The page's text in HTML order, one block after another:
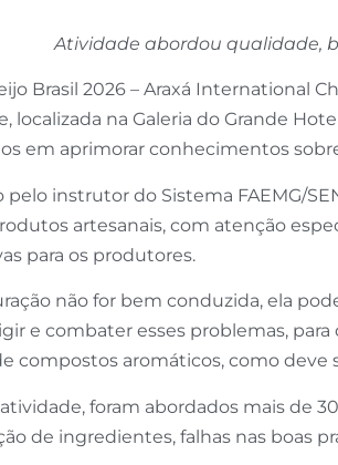
Atividade abordou qualidade,
Brasil 2026 – Araxá International
localizada na Galeria do Grande
em aprimorar conhecimentos
pelo instrutor do Sistema FAEMG/
artesanais, com atenção
para os produtores.
não for bem conduzida, ela
e combater esses problemas,
compostos aromáticos, como deve
foram abordados mais de
de ingredientes, falhas nas boas